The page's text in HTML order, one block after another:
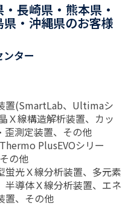
長崎県・熊本県・
・沖縄県のお客様
ター
置(SmartLab、Ultimaシ
Ｘ線構造解析装置、カッ
歪測定装置、その他
PlusEVOシリー
の他
蛍光Ｘ線分析装置、多元素
半導体Ｘ線分析装置、エネ
置、その他